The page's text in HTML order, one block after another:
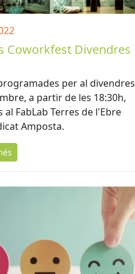
Coworkfest Divendres
per al divendres
a partir de les 18:30h,
al FabLab Terres de l'Ebre
Amposta.